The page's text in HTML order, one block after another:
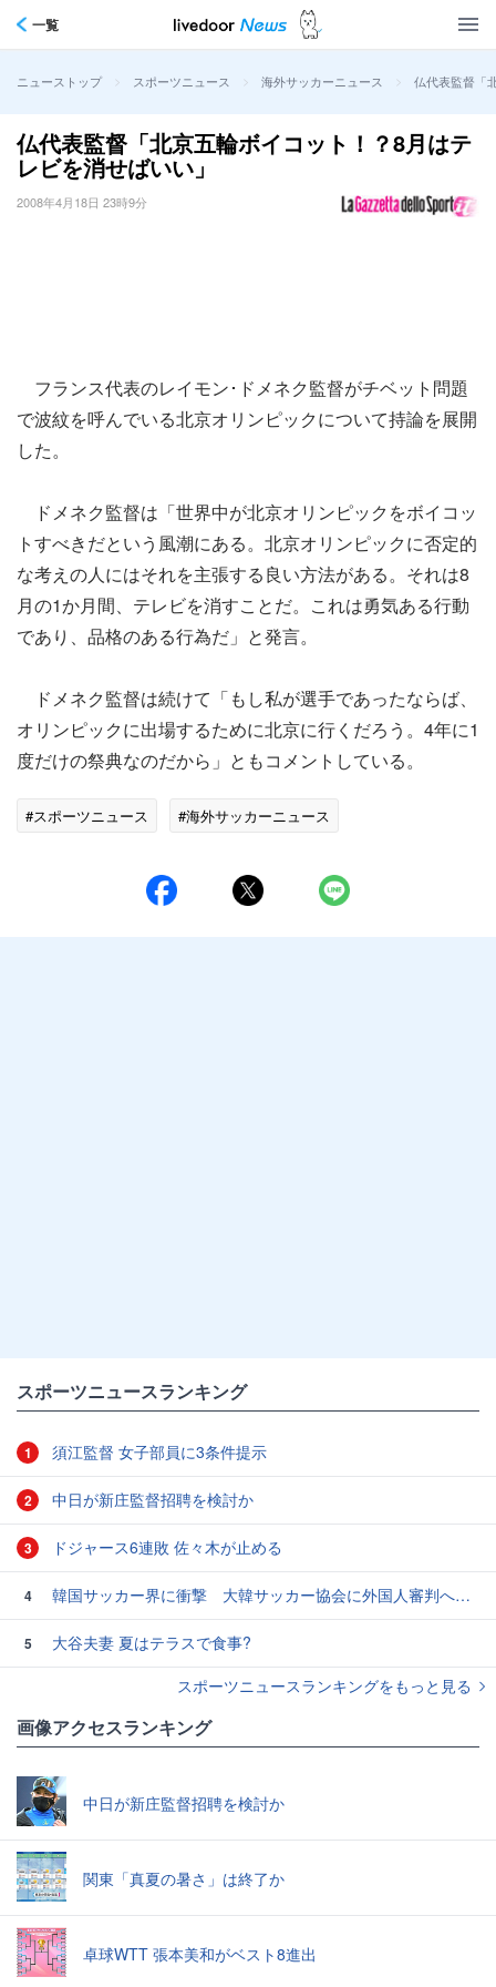
一覧
ニューストップ > スポーツニュース > 海外サッカーニュース > 仏代表監督「
仏代表監督「北京五輪ボイコット！？8月はテ
レビを消せばいい」
2008年4月18日 23時9分
フランス代表のレイモン･ドメネク監督がチベット問題
で波紋を呼んでいる北京オリンピックについて持論を展開
した。
ドメネク監督は「世界中が北京オリンピックをボイコッ
トすべきだという風潮にある。北京オリンピックに否定的
な考えの人にはそれを主張する良い方法がある。それは8
月の1か月間、テレビを消すことだ。これは勇気ある行動
であり、品格のある行為だ」と発言。
ドメネク監督は続けて「もし私が選手であったならば、
オリンピックに出場するために北京に行くだろう。4年に1
度だけの祭典なのだから」ともコメントしている。
#スポーツニュース #海外サッカーニュース
スポーツニュースランキング
1 須江監督 女子部員に3条件提示
2 中日が新庄監督招聘を検討か
3 ドジャース6連敗 佐々木が止める
4 韓国サッカー界に衝撃 大韓サッカー協会に外国人審判への“性的接待”疑惑 韓国メディアが報道
5
大谷夫妻 夏はテラスで食事?
スポーツニュースランキングをもっと見る
画像アクセスランキング
中日が新庄監督招聘を検討か
関東「真夏の暑さ」は終了か
卓球WTT 張本美和がベスト8進出